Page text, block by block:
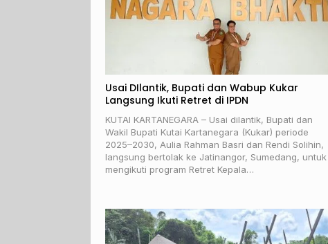
Usai DIlantik, Bupati dan Wabup Kukar
Langsung Ikuti Retret di IPDN
KUTAI KARTANEGARA – Usai dilantik, Bupati dan
Wakil Bupati Kutai Kartanegara (Kukar) periode
2025–2030, Aulia Rahman Basri dan Rendi Solihin,
langsung bertolak ke Jatinangor, Sumedang, untuk
mengikuti program Retret Kepala…